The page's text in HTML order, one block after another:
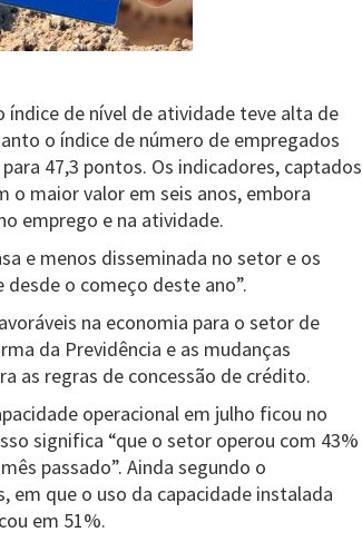
de nível de atividade teve alta de
o índice de número de empregados
47,3 pontos. Os indicadores, captados
o maior valor em seis anos, embora
emprego e na atividade.
e menos disseminada no setor e os
o começo deste ano”.
na economia para o setor de
da Previdência e as mudanças
as regras de concessão de crédito.
operacional em julho ficou no
significa “que o setor operou com 43%
passado”. Ainda segundo o
em que o uso da capacidade instalada
em 51%.